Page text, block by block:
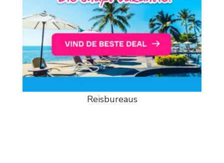
Reisbureaus